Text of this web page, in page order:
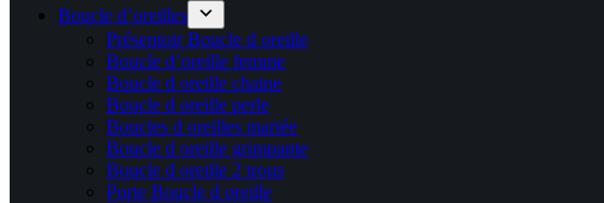
Boucle d’oreilles
Présentoir Boucle d oreille
Boucle d’oreille femme
Boucle d oreille chaine
Boucle d oreille perle
Boucles d oreilles mariée
Boucle d oreille grimpante
Boucle d oreille 2 trous
Porte Boucle d oreille